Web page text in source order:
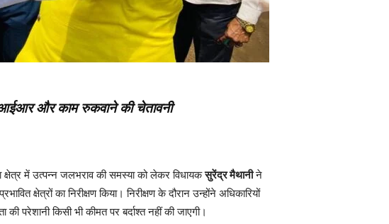
और काम रुकवाने की चेतावनी
क्षेत्र में उत्पन्न जलभराव की समस्या को लेकर विधायकसुरेंद्र मैथानीने
क्षेत्रों का निरीक्षण किया। निरीक्षण के दौरान उन्होंने अधिकारियों
परेशानी किसी भी कीमत पर बर्दाश्त नहीं की जाएगी।